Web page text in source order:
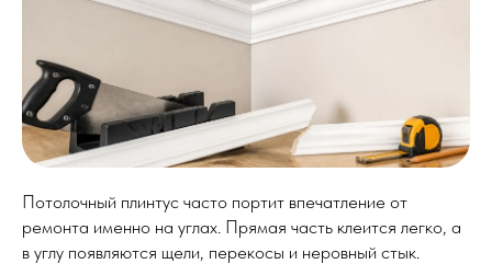
Потолочный плинтус часто портит впечатление от
ремонта именно на углах. Прямая часть клеится легко, а
в углу появляются щели, перекосы и неровный стык.